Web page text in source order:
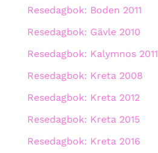
Resedagbok: Boden 2011
Resedagbok: Gävle 2010
Resedagbok: Kalymnos 2011
Resedagbok: Kreta 2008
Resedagbok: Kreta 2012
Resedagbok: Kreta 2015
Resedagbok: Kreta 2016